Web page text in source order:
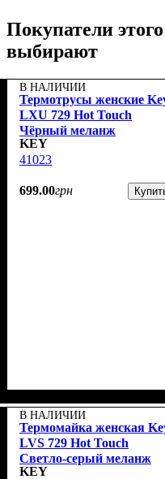
Покупатели
выбирают
В НАЛИЧИИ
Термотрусы женские
LXU 729 Hot Touch
Чёрный меланж
KEY
41023
699.00грн
В НАЛИЧИИ
Термомайка женская
LVS 729 Hot Touch
Светло-серый меланж
KEY